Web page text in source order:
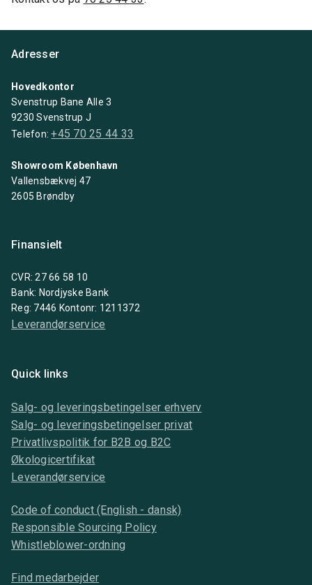
Adresser
Hovedkontor
Svenstrup Bane Alle 3
9230 Svenstrup J
Telefon:+45 70 25 44 33
Showroom København
Vallensbækvej 47
2605 Brøndby
Finansielt
CVR: 27 66 58 10
Bank: Nordjyske Bank
Reg: 7446 Kontonr: 1211372
Leverandørservice
Quick links
Salg- og leveringsbetingelser erhverv
Salg- og leveringsbetingelser privat
Privatlivspolitik for B2B og B2C
Økologicertifikat
Leverandørservice
Code of conduct (English - dansk)
Responsible Sourcing Policy
Whistleblower-ordning
Find medarbejder